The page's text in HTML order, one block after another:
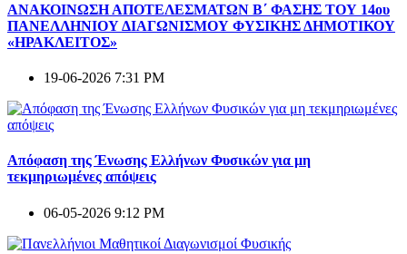
ΑΝΑΚΟΙΝΩΣΗ ΑΠΟΤΕΛΕΣΜΑΤΩΝ Β΄ ΦΑΣΗΣ ΤΟΥ 14ου
ΠΑΝΕΛΛΗΝΙΟΥ ΔΙΑΓΩΝΙΣΜΟΥ ΦΥΣΙΚΗΣ ΔΗΜΟΤΙΚΟΥ
«ΗΡΑΚΛΕΙΤΟΣ»
19-06-2026 7:31 PM
Απόφαση της Ένωσης Ελλήνων Φυσικών για μη
τεκμηριωμένες απόψεις
06-05-2026 9:12 PM